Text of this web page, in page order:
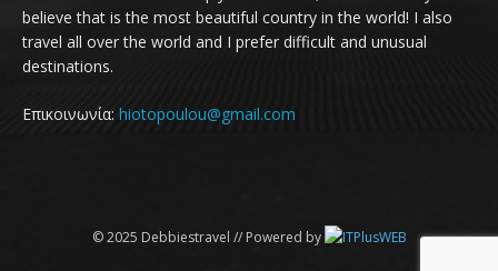
believe that is the most beautiful country in the world! I also
travel all over the world and I prefer difficult and unusual
destinations.
Επικοινωνία: hiotopoulou@gmail.com
© 2025 Debbiestravel // Powered by